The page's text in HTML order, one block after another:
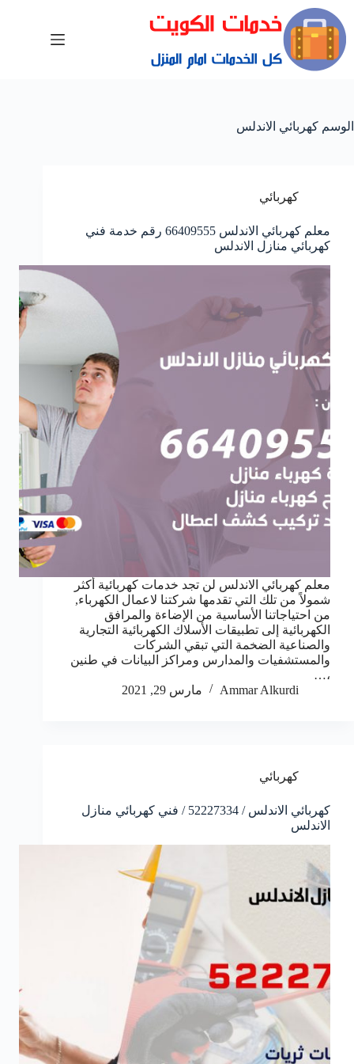
الوسم كهربائي الاندلس
كهربائي
معلم كهربائي الاندلس 66409555 رقم خدمة فني
كهربائي منازل الاندلس
معلم كهربائي الاندلس لن تجد خدمات كهربائية أكثر
شمولاً من تلك التي تقدمها شركتنا لاعمال الكهرباء,
من احتياجاتنا الأساسية من الإضاءة والمرافق
الكهربائية إلى تطبيقات الأسلاك الكهربائية التجارية
والصناعية الضخمة التي تبقي الشركات
والمستشفيات والمدارس ومراكز البيانات في طنين
،…
Ammar Alkurdi
مارس 29, 2021
كهربائي
كهربائي الاندلس / 52227334 / فني كهربائي منازل
الاندلس